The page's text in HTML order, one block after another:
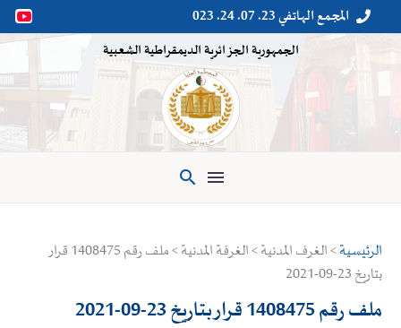

 المجمع الهاتفي 23. 07. 24. 023
الجمهورية الجزائرية الديمقراطية الشعبية

الرئيسية
> الغرف المدنية > الغرفة المدنية > ملف رقم 1408475 قرار
بتاريخ 23-09-2021
ملف رقم 1408475 قرار بتاريخ 23-09-2021